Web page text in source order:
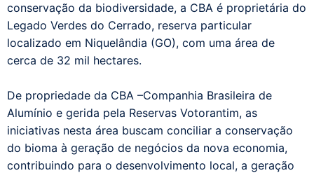
conservação da biodiversidade, a CBA é proprietária do
Legado Verdes do Cerrado, reserva particular
localizado em Niquelândia (GO), com uma área de
cerca de 32 mil hectares.
De propriedade da CBA –Companhia Brasileira de
Alumínio e gerida pela Reservas Votorantim, as
iniciativas nesta área buscam conciliar a conservação
do bioma à geração de negócios da nova economia,
contribuindo para o desenvolvimento local, a geração